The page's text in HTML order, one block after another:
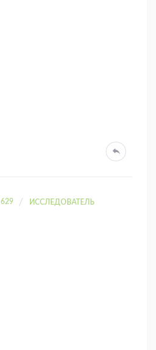
629 ИССЛЕДОВАТЕЛЬ